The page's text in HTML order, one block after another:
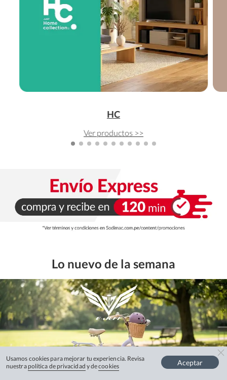
HC
Ver productos >>
Lo nuevo de la semana
Usamos cookies para mejorar tu experiencia. Revisa
nuestra política de privacidad y decookies Aceptar